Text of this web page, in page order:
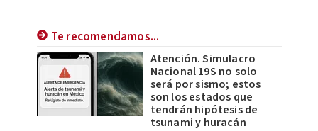
Te recomendamos...
Atención. Simulacro
Nacional 19S no solo
será por sismo; estos
son los estados que
tendrán hipótesis de
tsunami y huracán